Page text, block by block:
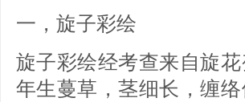
一，旋子彩绘
旋子彩绘经考查来自旋
年生蔓草，茎细长，缠